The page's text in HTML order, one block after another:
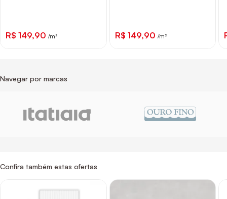
R$ 149,90 /m² R$ 149,90 /m²
Navegar por marcas
Confira também estas ofertas